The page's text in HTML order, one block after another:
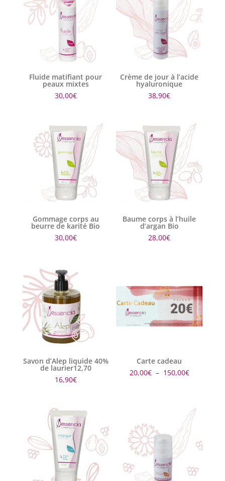
Fluide matifiant pour
peaux mixtes
30,00€
Crème de jour à l’acide
hyaluronique
38,90€
Gommage corps au
beurre de karité Bio
30,00€
Baume corps à l’huile
d’argan Bio
28,00€
Savon d’Alep liquide 40%
de laurier12,70
16,90€
Carte cadeau
20,00€ – 150,00€Plage
à
150,00€